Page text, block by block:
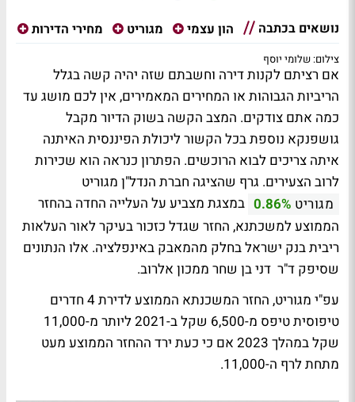
נושאים בכתבה הון עצמי מגוריט מחירי הדירות
צילום: שלומי יוסף
אם רציתם לקנות דירה וחשבתם שזה יהיה קשה בגלל
הריביות הגבוהות או המחירים המאמירים, אין לכם מושג עד
כמה אתם צודקים. המצב הקשה בשוק הדיור מקבל
גושפנקא נוספת בכל הקשור ליכולת הפיננסית האיתנה
איתה צריכים לבוא הרוכשים. הפתרון כנראה הוא שכירות
לרוב הצעירים. גרף שהציגה חברת הנדל"ן מגוריט
מגוריט 0.86% במצגת מצביע על העלייה החדה בהחזר
הממוצע למשכתנא, החזר שגדל כזכור בעיקר לאור העלאות
ריבית בנק ישראל בחלק מהמאבק באינפלציה. אלו הנתונים
שסיפק ד"ר דני בן שחר ממכון אלרוב.
עפ"י מגוריט, החזר המשכנתא הממוצע לדירת 4 חדרים
טיפוסית טיפס מ-6,500 שקל ב-2021 ליותר מ-11,000
שקל במהלך 2023 אם כי כעת ירד ההחזר הממוצע מעט
מתחת לרף ה-11,000.